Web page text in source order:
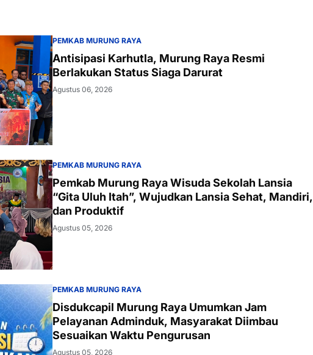
PEMKAB MURUNG RAYA
Antisipasi Karhutla, Murung Raya Resmi
Berlakukan Status Siaga Darurat
Agustus 06, 2026
PEMKAB MURUNG RAYA
Pemkab Murung Raya Wisuda Sekolah Lansia
“Gita Uluh Itah”, Wujudkan Lansia Sehat, Mandiri,
dan Produktif
Agustus 05, 2026
PEMKAB MURUNG RAYA
Disdukcapil Murung Raya Umumkan Jam
Pelayanan Adminduk, Masyarakat Diimbau
Sesuaikan Waktu Pengurusan
Agustus 05, 2026